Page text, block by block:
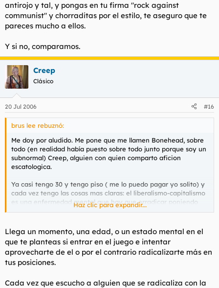
antirojo y tal, y pongas en tu firma "rock against
communist" y chorraditas por el estilo, te aseguro que te
pareces mucho a ellos.
Y si no, comparamos.
Creep
Clásico
20 Jul 2006 #16
brus lee rebuznó:
Me doy por aludido. Me pone que me llamen Bonehead, sobre
todo (en realidad había puesto sobre todo junto porque soy un
subnormal) Creep, alguien con quien comparto aficion
escatologica.
Ya casi tengo 30 y tengo piso ( me lo puedo pagar yo solito) y
cada vez tengo las cosas mas claras: el liberalismo-capitalismo
es una enfermedad mental que hay que erradicar poniendo
montones de cadaveres.
Precisamente el ver como tengo algo y me lo pueden quitar es
lo que me esta volviendo mas agresivo.
Haz clic para expandir...
Llega un momento, una edad, o un estado mental en el
que te planteas si entrar en el juego e intentar
aprovecharte de el o por el contrario radicalizarte más en
tus posiciones.
Cada vez que escucho a alguien que se radicaliza con la